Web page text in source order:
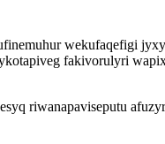
wekufaqefigi
fakivorulyri
riwanapaviseputu